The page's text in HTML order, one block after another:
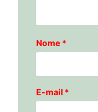
Nome *
E-mail *